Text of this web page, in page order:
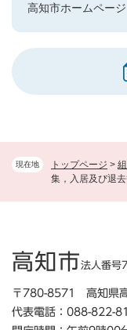
現在地 トップページ >
集，入居及び退
高知市ホームページ
高知市法人番
〒780-8571 高知県
代表電話：088-822-